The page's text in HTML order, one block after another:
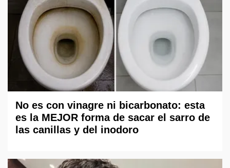
No es con vinagre ni bicarbonato: esta
es la MEJOR forma de sacar el sarro de
las canillas y del inodoro